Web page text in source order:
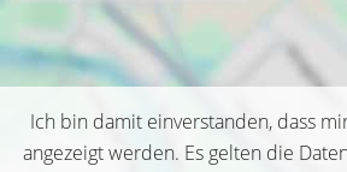
Ich bin damit einverstanden, dass
angezeigt werden. Es gelten die